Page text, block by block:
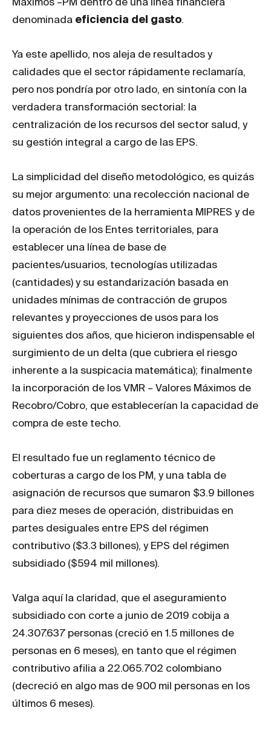
denominada eficiencia del gasto.
Ya este apellido, nos aleja de resultados y
calidades que el sector rápidamente reclamaría,
pero nos pondría por otro lado, en sintonía con la
verdadera transformación sectorial: la
centralización de los recursos del sector salud, y
su gestión integral a cargo de las EPS.
La simplicidad del diseño metodológico, es quizás
su mejor argumento: una recolección nacional de
datos provenientes de la herramienta MIPRES y de
la operación de los Entes territoriales, para
establecer una línea de base de
pacientes/usuarios, tecnologías utilizadas
(cantidades) y su estandarización basada en
unidades mínimas de contracción de grupos
relevantes y proyecciones de usos para los
siguientes dos años, que hicieron indispensable el
surgimiento de un delta (que cubriera el riesgo
inherente a la suspicacia matemática); finalmente
la incorporación de los VMR – Valores Máximos de
Recobro/Cobro, que establecerían la capacidad de
compra de este techo.
El resultado fue un reglamento técnico de
coberturas a cargo de los PM, y una tabla de
asignación de recursos que sumaron $3.9 billones
para diez meses de operación, distribuidas en
partes desiguales entre EPS del régimen
contributivo ($3.3 billones), y EPS del régimen
subsidiado ($594 mil millones).
Valga aquí la claridad, que el aseguramiento
subsidiado con corte a junio de 2019 cobija a
24.307.637 personas (creció en 1.5 millones de
personas en 6 meses), en tanto que el régimen
contributivo afilia a 22.065.702 colombiano
(decreció en algo mas de 900 mil personas en los
últimos 6 meses).